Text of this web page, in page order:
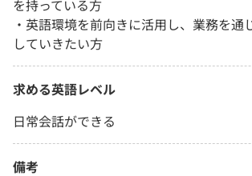
を持っている方
・英語環境を前向きに活用し、業務を通
していきたい方
求める英語レベル
日常会話ができる
備考